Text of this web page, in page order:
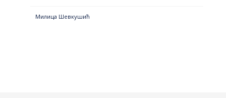
Милица Шевкушић